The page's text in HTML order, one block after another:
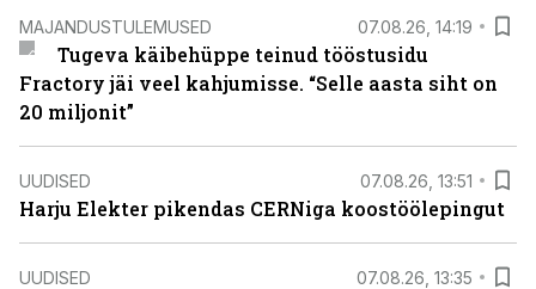
MAJANDUSTULEMUSED 07.08.26, 14:19
Tugeva käibehüppe teinud tööstusidu
Fractory jäi veel kahjumisse. “Selle aasta siht on
20 miljonit”
UUDISED 07.08.26, 13:51
Harju Elekter pikendas CERNiga koostöölepingut
UUDISED 07.08.26, 13:35